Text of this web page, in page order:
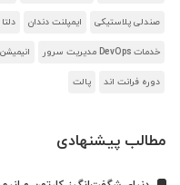
صندلی پلاستیکی ایمپلنت دندان
خدمات DevOps مدیریت سرور
دوره فرانت اند پالت
مطالب پیشنهادی